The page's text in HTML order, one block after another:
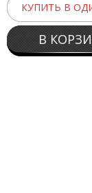
КУПИТЬ В
В